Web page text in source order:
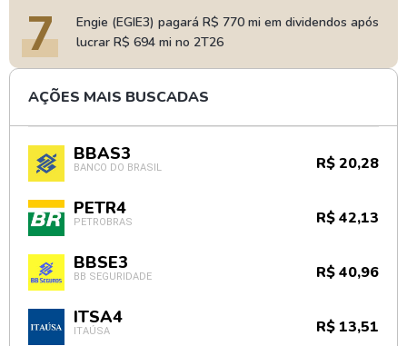
7
Engie (EGIE3) pagará R$ 770 mi em dividendos após
lucrar R$ 694 mi no 2T26
AÇÕES MAIS BUSCADAS
BBAS3
BANCO DO BRASIL R$ 20,28
PETR4
PETROBRAS R$ 42,13
BBSE3
BB SEGURIDADE R$ 40,96
ITSA4
ITAÚSA R$ 13,51